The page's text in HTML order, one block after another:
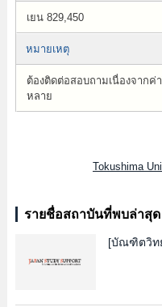
เยน 829,450
หมายเหตุ
ต้องติดต่อสอบถามเนื่องจากค่
หลาย
Tokushima
รายชื่อสถาบันที่พบล่าสุด
[บัณฑิตวิท